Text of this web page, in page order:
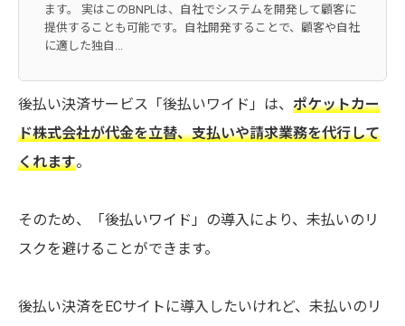
ます。 実はこのBNPLは、自社でシステムを開発して顧客に
提供することも可能です。自社開発することで、顧客や自社
に適した独自...
後払い決済サービス「後払いワイド」は、 ポケットカー
ド株式会社が代金を立替、支払いや請求業務を代行して
くれます。
そのため、「後払いワイド」の導入により、未払いのリ
スクを避けることができます。
後払い決済をECサイトに導入したいけれど、未払いのリ